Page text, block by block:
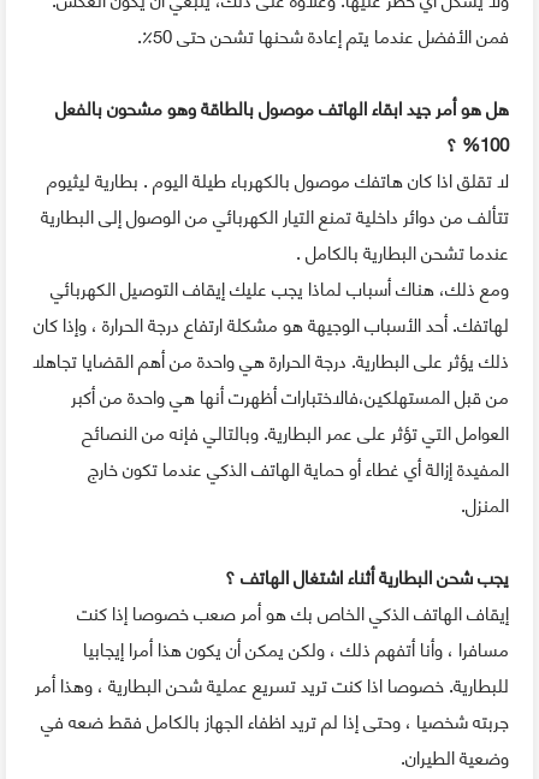
فمن الأفضل عندما يتم إعادة شحنها تشحن حتى 50٪.
هل هو أمر جيد ابقاء الهاتف موصول بالطاقة وهو مشحون بالفعل
100% ؟
لا تقلق اذا كان هاتفك موصول بالكهرباء طيلة اليوم . بطارية ليثيوم
تتألف من دوائر داخلية تمنع التيار الكهربائي من الوصول إلى البطارية
عندما تشحن البطارية بالكامل .
ومع ذلك، هناك أسباب لماذا يجب عليك إيقاف التوصيل الكهربائي
لهاتفك. أحد الأسباب الوجيهة هو مشكلة ارتفاع درجة الحرارة ، وإذا كان
ذلك يؤثر على البطارية. درجة الحرارة هي واحدة من أهم القضايا تجاهلا
من قبل المستهلكين،فالاختبارات أظهرت أنها هي واحدة من أكبر
العوامل التي تؤثر على عمر البطارية. وبالتالي فإنه من النصائح
المفيدة إزالة أي غطاء أو حماية الهاتف الذكي عندما تكون خارج
المنزل.
يجب شحن البطارية أثناء اشتغال الهاتف ؟
إيقاف الهاتف الذكي الخاص بك هو أمر صعب خصوصا إذا كنت
مسافرا ، وأنا أتفهم ذلك ، ولكن يمكن أن يكون هذا أمرا إيجابيا
للبطارية. خصوصا اذا كنت تريد تسريع عملية شحن البطارية ، وهذا أمر
جربته شخصيا ، وحتى إذا لم تريد اظفاء الجهاز بالكامل فقط ضعه في
وضعية الطيران.